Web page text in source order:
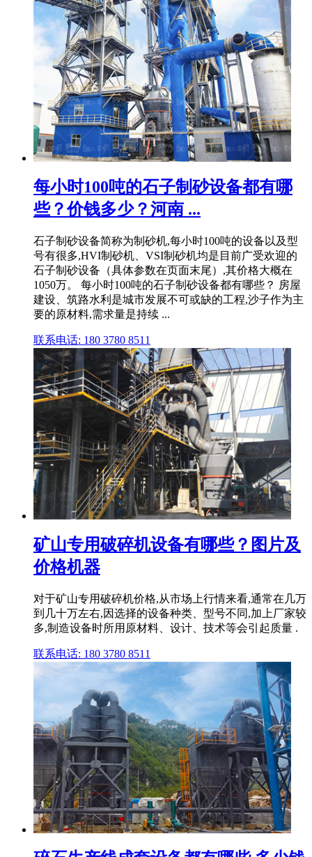
每小时100吨的石子制砂设备都有哪
些？价钱多少？河南 ...
石子制砂设备简称为制砂机,每小时100吨的设备以及型
号有很多,HVI制砂机、VSI制砂机均是目前广受欢迎的
石子制砂设备（具体参数在页面末尾）,其价格大概在
1050万。 每小时100吨的石子制砂设备都有哪些？ 房屋
建设、筑路水利是城市发展不可或缺的工程,沙子作为主
要的原材料,需求量是持续 ...
联系电话: 180 3780 8511
矿山专用破碎机设备有哪些？图片及
价格机器
对于矿山专用破碎机价格,从市场上行情来看,通常在几万
到几十万左右,因选择的设备种类、型号不同,加上厂家较
多,制造设备时所用原材料、设计、技术等会引起质量 .
联系电话: 180 3780 8511